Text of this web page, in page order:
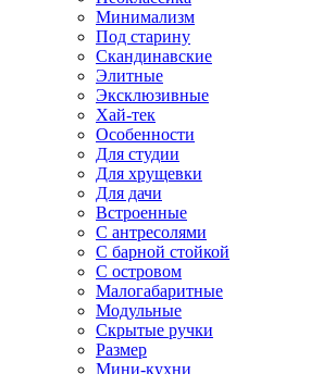
Минимализм
Под старину
Скандинавские
Элитные
Эксклюзивные
Хай-тек
Особенности
Для студии
Для хрущевки
Для дачи
Встроенные
С антресолями
С барной стойкой
С островом
Малогабаритные
Модульные
Скрытые ручки
Размер
Мини-кухни